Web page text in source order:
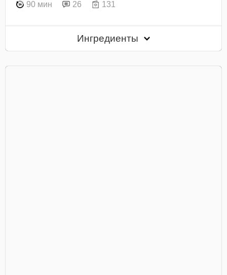
90 мин 26 131
Ингредиенты